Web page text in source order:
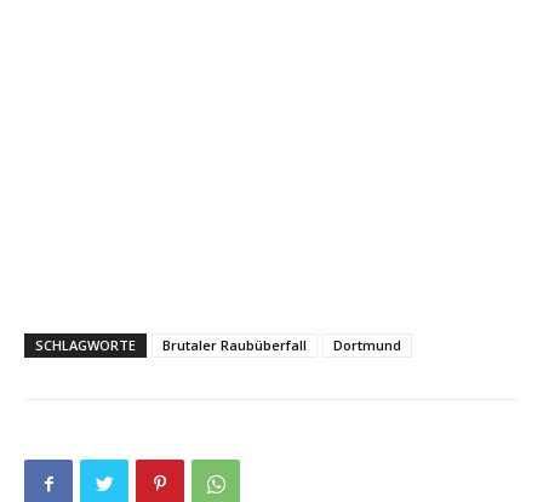
SCHLAGWORTE Brutaler Raubüberfall Dortmund